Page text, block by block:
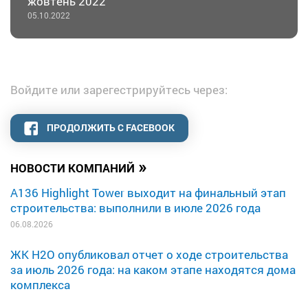
НОВОСТИ КОМПАНИЙ »
A136 Highlight Tower выходит на финальный этап
строительства: выполнили в июле 2026 года
06.08.2026
ЖК H2O опубликовал отчет о ходе строительства
за июль 2026 года: на каком этапе находятся дома
комплекса
05.10.2022
Войдите или зарегестрируйтесь через:
ПРОДОЛЖИТЬ С FACEBOOK